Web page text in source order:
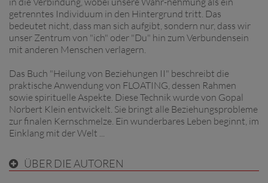
getrenntes Individuum in den Hintergrund tritt. Das
bedeutet nicht, dass man sich aufgibt, sondern nur, dass wir
unser Zentrum von "ich" oder "Du" hin zum Verbundensein
mit anderen Menschen verlagern.
Das Buch "Heilung von Beziehungen II" beschreibt die
praktische Anwendung von FLOATING, dessen Rahmen
sowie spirituelle Aspekte. Diese Technik wurde von Gopal
Norbert Klein entwickelt. Sie bringt alle Beziehungsprobleme
zur finalen Kernschmelze. Ein wunderbares Leben beginnt, im
Einklang mit der Welt ...
ÜBER DIE AUTOREN